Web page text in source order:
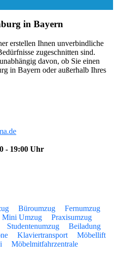
in Bayern
erstellen Ihnen unverbindliche
zugeschnitten sind.
davon, ob Sie einen
in Bayern oder außerhalb Ihres
- 19:00 Uhr
Büroumzug
Fernumzug
Mini Umzug
Praxisumzug
Studentenumzug
Beiladung
Klaviertransport
Möbellift
Möbelmitfahrzentrale